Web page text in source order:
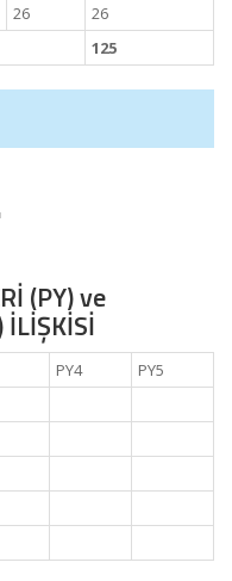
26
26
125
(PY) ve
İLİŞKİSİ
PY4
PY5